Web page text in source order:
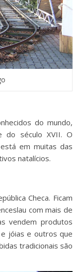
do mundo,
do século XVII. O
em muitas das
natalícios.
Checa. Ficam
com mais de
vendem produtos
jóias e outros que
tradicionais são